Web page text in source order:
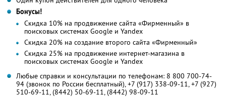
Бонусы!
Скидка 10% на продвижение сайта «Фирменный» в
поисковых системах Google и Yandex
Скидка 20% на создание второго сайта «Фирменный»
Скидка 25% на продвижение интернет-магазина в
поисковых системах Google и Yandex
Любые справки и консультации по телефонам: 8 800 700-74-
94 (звонок по России бесплатный), +7 (917) 338-09-11, +7 (927)
510-69-11, (8442) 50-69-11, (8442) 98-09-11